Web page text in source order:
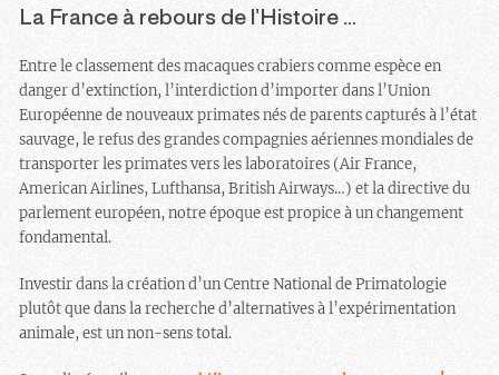
La France à rebours de l’Histoire …
Entre le classement des macaques crabiers comme espèce en
danger d’extinction, l’interdiction d’importer dans l’Union
Européenne de nouveaux primates nés de parents capturés à l’état
sauvage, le refus des grandes compagnies aériennes mondiales de
transporter les primates vers les laboratoires (Air France,
American Airlines, Lufthansa, British Airways…) et la directive du
parlement européen, notre époque est propice à un changement
fondamental.
Investir dans la création d’un Centre National de Primatologie
plutôt que dans la recherche d’alternatives à l’expérimentation
animale, est un non-sens total.